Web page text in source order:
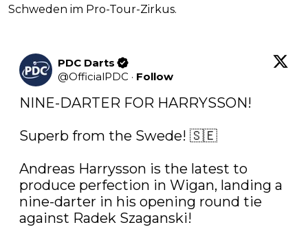
Schweden im Pro-Tour-Zirkus.
PDC Darts
@OfficialPDC · Follow
NINE-DARTER FOR HARRYSSON!
Superb from the Swede! 🇸🇪
Andreas Harrysson is the latest to
produce perfection in Wigan, landing a
nine-darter in his opening round tie
against Radek Szaganski!